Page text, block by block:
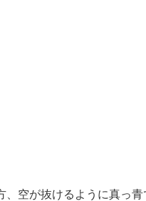
空が抜けるように真っ青